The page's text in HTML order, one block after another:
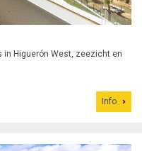
in Higuerón West, zeezicht en
Info